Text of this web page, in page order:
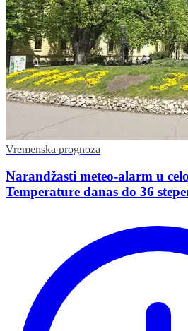
Vremenska prognoza
Narandžasti meteo-alarm u
Temperature danas do 36